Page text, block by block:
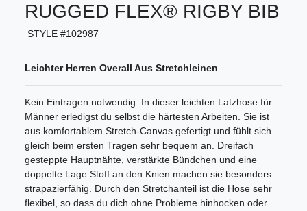
RUGGED FLEX® RIGBY BIB
STYLE #102987
Leichter Herren Overall Aus Stretchleinen
Kein Eintragen notwendig. In dieser leichten Latzhose für
Männer erledigst du selbst die härtesten Arbeiten. Sie ist
aus komfortablem Stretch-Canvas gefertigt und fühlt sich
gleich beim ersten Tragen sehr bequem an. Dreifach
gesteppte Hauptnähte, verstärkte Bündchen und eine
doppelte Lage Stoff an den Knien machen sie besonders
strapazierfähig. Durch den Stretchanteil ist die Hose sehr
flexibel, so dass du dich ohne Probleme hinhocken oder